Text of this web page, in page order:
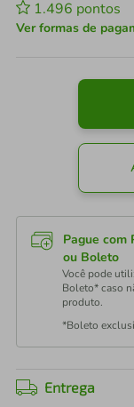
1.496 pontos
Ver formas de
Pague com
ou Boleto
Você pode
Boleto* caso
produto.
*Boleto
Entrega